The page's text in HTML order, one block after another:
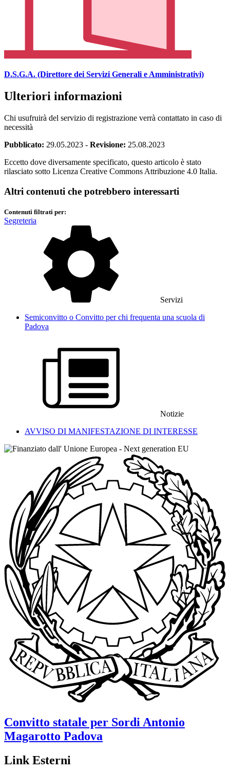
D.S.G.A. (Direttore dei Servizi Generali e Amministrativi)
Ulteriori informazioni
Chi usufruirà del servizio di registrazione verrà contattato in caso di
necessità
Pubblicato: 29.05.2023 - Revisione: 25.08.2023
Eccetto dove diversamente specificato, questo articolo è stato
rilasciato sotto Licenza Creative Commons Attribuzione 4.0 Italia.
Altri contenuti che potrebbero interessarti
Contenuti filtrati per:
Segreteria
Servizi
Semiconvitto o Convitto per chi frequenta una scuola di
Padova
Notizie
AVVISO DI MANIFESTAZIONE DI INTERESSE
Convitto statale per Sordi Antonio
Magarotto Padova
Link Esterni